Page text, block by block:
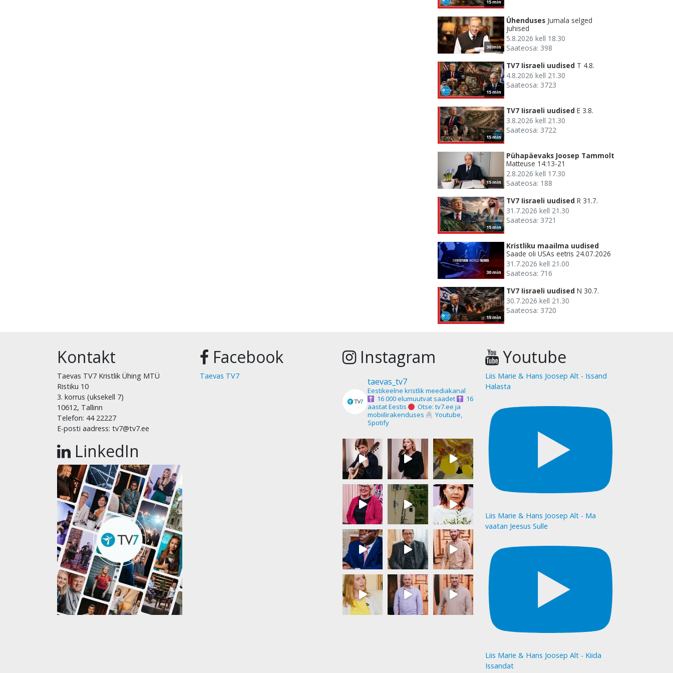
15 min
30 min
Ühenduses Jumala selged
juhised
5.8.2026 kell 18.30
Saateosa: 398
15 min
TV7 Iisraeli uudised T 4.8.
4.8.2026 kell 21.30
Saateosa: 3723
15 min
TV7 Iisraeli uudised E 3.8.
3.8.2026 kell 21.30
Saateosa: 3722
15 min
Pühapäevaks Joosep Tammolt
Matteuse 14:13-21
2.8.2026 kell 17.30
Saateosa: 188
15 min
TV7 Iisraeli uudised R 31.7.
31.7.2026 kell 21.30
Saateosa: 3721
30 min
Kristliku maailma uudised
Saade oli USAs eetris 24.07.2026
31.7.2026 kell 21.00
Saateosa: 716
15 min
TV7 Iisraeli uudised N 30.7.
30.7.2026 kell 21.30
Saateosa: 3720
Kontakt
Taevas TV7 Kristlik Ühing MTÜ
Ristiku 10
3. korrus (uksekell 7)
10612, Tallinn
Telefon: 44 22227
E-posti aadress: tv7@tv7.ee
LinkedIn
Facebook
Taevas TV7
Instagram
taevas_tv7
Eestikeelne kristlik meediakanal
16 000 elumuutvat saadet
16
aastat Eestis
Otse: tv7.ee ja
mobiilirakenduses
Youtube,
Spotify
Youtube
Liis Marie & Hans Joosep Alt - Issand
Halasta
Liis Marie & Hans Joosep Alt - Ma
vaatan Jeesus Sulle
Liis Marie & Hans Joosep Alt - Kiida
Issandat